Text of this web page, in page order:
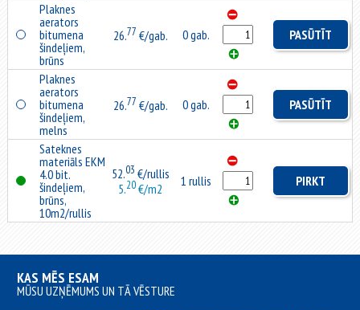
Plaknes
aerators
bitumena
šindeļiem,
brūns
26.77 €/gab. 0 gab. PASŪTĪT
Plaknes
aerators
bitumena
šindeļiem,
melns
26.77 €/gab. 0 gab. PASŪTĪT
Sateknes
materiāls EKM
4.0 bit.
šindeļiem,
brūns,
10m2/rullis
52.03 €/rullis
5.20€/m2
1 rullis PIRKT
KAS MĒS ESAM
MŪSU UZŅĒMUMS UN TĀ VĒSTURE